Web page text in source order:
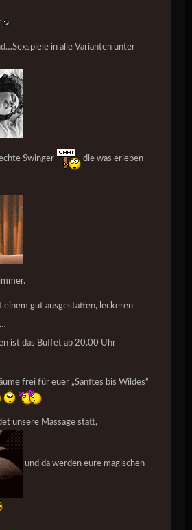
in alle Varianten unter
Swinger die was erleben
einem gut ausgestatten, leckeren
…
ist das Buffet ab 20.00 Uhr
frei für euer „Sanftes bis Wildes“
unsere Massage statt,
und da werden eure magischen